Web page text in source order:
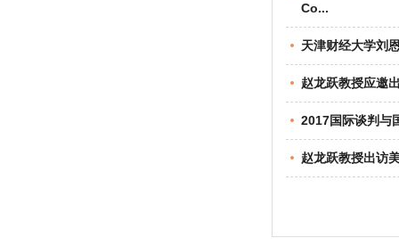
Co...
天津财经大学刘
赵龙跃教授应邀
2017国际谈判与
赵龙跃教授出访